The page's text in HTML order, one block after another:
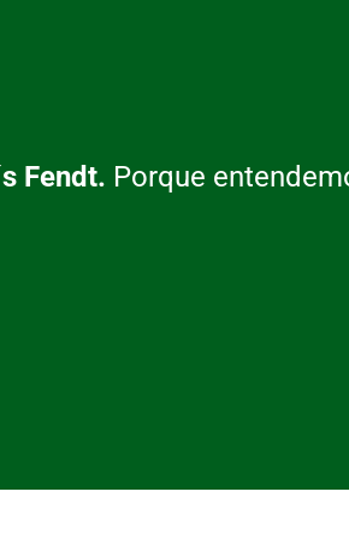
Fendt. Porque